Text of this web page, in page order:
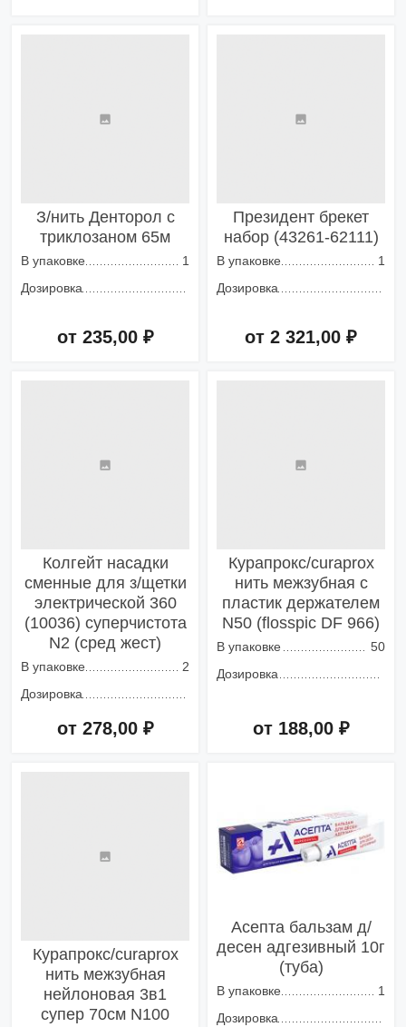
З/нить Денторол с
триклозаном 65м
В упаковке
1
Дозировка
от 235,00 ₽
Президент брекет
набор (43261-62111)
В упаковке
1
Дозировка
от 2 321,00 ₽
Колгейт насадки
сменные для з/щетки
электрической 360
(10036) суперчистота
N2 (сред жест)
В упаковке
2
Дозировка
от 278,00 ₽
Курапрокс/curaprox
нить межзубная с
пластик держателем
N50 (flosspic DF 966)
В упаковке
50
Дозировка
от 188,00 ₽
Курапрокс/curaprox
нить межзубная
нейлоновая 3в1
супер 70см N100
Асепта бальзам д/
десен адгезивный 10г
(туба)
В упаковке
1
Дозировка